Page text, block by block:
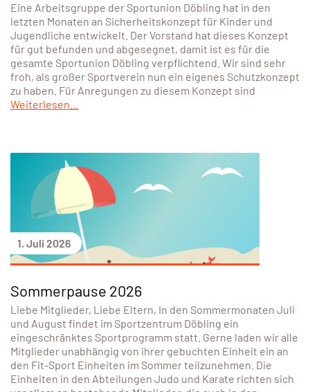
Eine Arbeitsgruppe der Sportunion Döbling hat in den
letzten Monaten an Sicherheitskonzept für Kinder und
Jugendliche entwickelt. Der Vorstand hat dieses Konzept
für gut befunden und abgesegnet, damit ist es für die
gesamte Sportunion Döbling verpflichtend. Wir sind sehr
froh, als großer Sportverein nun ein eigenes Schutzkonzept
zu haben. Für Anregungen zu diesem Konzept sind
Weiterlesen...
1. Juli 2026
Sommerpause 2026
Liebe Mitglieder, Liebe Eltern, In den Sommermonaten Juli
und August findet im Sportzentrum Döbling ein
eingeschränktes Sportprogramm statt. Gerne laden wir alle
Mitglieder unabhängig von ihrer gebuchten Einheit ein an
den Fit-Sport Einheiten im Sommer teilzunehmen. Die
Einheiten in den Abteilungen Judo und Karate richten sich